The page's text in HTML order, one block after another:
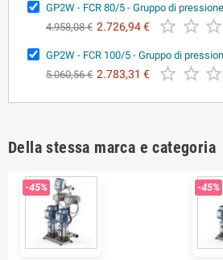
GP2W - FCR 80/5 - Gruppo di
4.958,08 € 2.726,94 €   
GP2W - FCR 100/5 - Gruppo di
5.060,56 € 2.783,31 €   
Della stessa marca e categoria
-45% -45%